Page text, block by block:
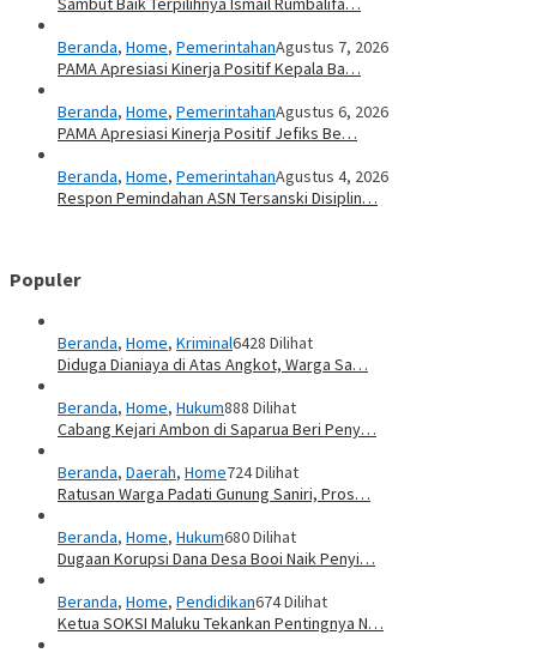
Beranda, Home, PemerintahanAgustus 7, 2026
PAMA Apresiasi Kinerja Positif Kepala Ba…
Beranda, Home, PemerintahanAgustus 6, 2026
PAMA Apresiasi Kinerja Positif Jefiks Be…
Beranda, Home, PemerintahanAgustus 4, 2026
Respon Pemindahan ASN Tersanski Disiplin…
Populer
Beranda, Home, Kriminal6428 Dilihat
Diduga Dianiaya di Atas Angkot, Warga Sa…
Beranda, Home, Hukum888 Dilihat
Cabang Kejari Ambon di Saparua Beri Peny…
Beranda, Daerah, Home724 Dilihat
Ratusan Warga Padati Gunung Saniri, Pros…
Beranda, Home, Hukum680 Dilihat
Dugaan Korupsi Dana Desa Booi Naik Penyi…
Beranda, Home, Pendidikan674 Dilihat
Ketua SOKSI Maluku Tekankan Pentingnya N…